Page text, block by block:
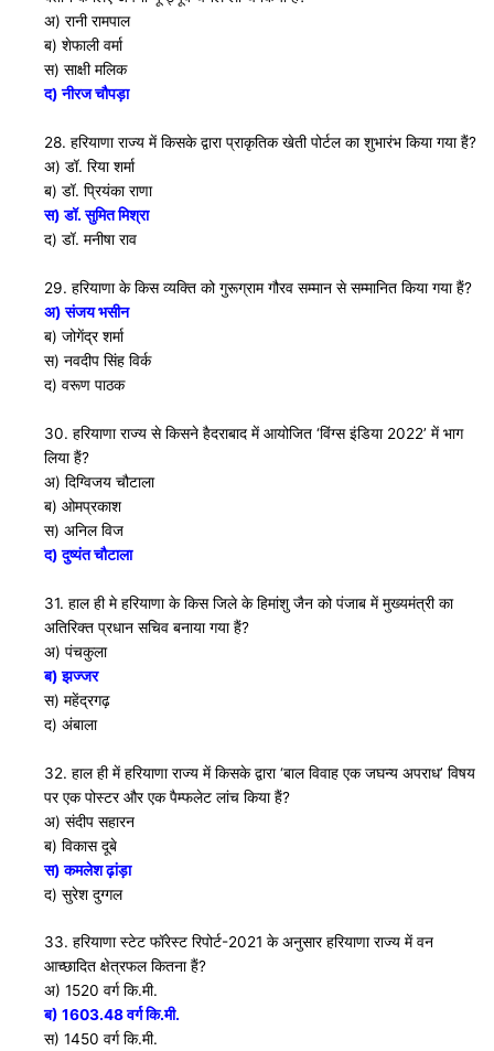
अ) रानी रामपाल
ब) शेफाली वर्मा
स) साक्षी मलिक
द) नीरज चौपड़ा
28. हरियाणा राज्य में किसके द्वारा प्राकृतिक खेती पोर्टल का शुभारंभ किया गया हैं?
अ) डाॅ. रिया शर्मा
ब) डाॅ. प्रियंका राणा
स) डाॅ. सुमित मिश्रा
द) डाॅ. मनीषा राव
29. हरियाणा के किस व्यक्ति को गुरूग्राम गौरव सम्मान से सम्मानित किया गया हैं?
अ) संजय भसीन
ब) जोगेंद्र शर्मा
स) नवदीप सिंह विर्क
द) वरूण पाठक
30. हरियाणा राज्य से किसने हैदराबाद में आयोजित ‘विंग्स इंडिया 2022’ में भाग
लिया हैं?
अ) दिग्विजय चौटाला
ब) ओमप्रकाश
स) अनिल विज
द) दुष्यंत चौटाला
31. हाल ही मे हरियाणा के किस जिले के हिमांशु जैन को पंजाब में मुख्यमंत्री का
अतिरिक्त प्रधान सचिव बनाया गया हैं?
अ) पंचकुला
ब) झज्जर
स) महेंद्रगढ़
द) अंबाला
32. हाल ही में हरियाणा राज्य में किसके द्वारा ‘बाल विवाह एक जघन्य अपराध’ विषय
पर एक पोस्टर और एक पैम्फलेट लांच किया हैं?
अ) संदीप सहारन
ब) विकास दूबे
स) कमलेश ढ़ांड़ा
द) सुरेश दुग्गल
33. हरियाणा स्टेट फाॅरेस्ट रिपोर्ट-2021 के अनुसार हरियाणा राज्य में वन
आच्छादित क्षेत्रफल कितना हैं?
अ) 1520 वर्ग कि.मी.
ब) 1603.48 वर्ग कि.मी.
स) 1450 वर्ग कि.मी.